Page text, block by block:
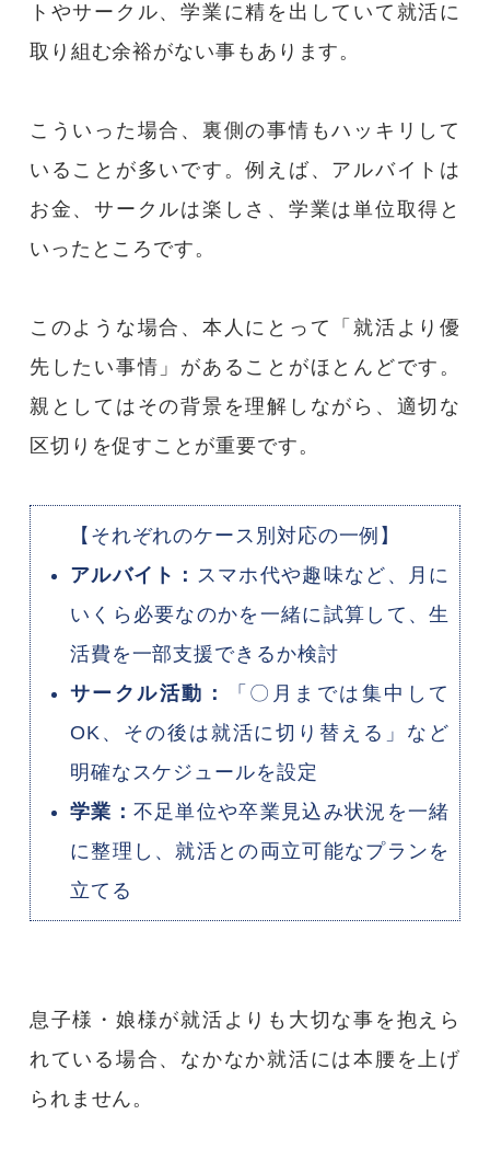
トやサークル、学業に精を出していて就活に
取り組む余裕がない事もあります。
こういった場合、裏側の事情もハッキリして
いることが多いです。例えば、アルバイトは
お金、サークルは楽しさ、学業は単位取得と
いったところです。
このような場合、本人にとって「就活より優
先したい事情」があることがほとんどです。
親としてはその背景を理解しながら、適切な
区切りを促すことが重要です。
【それぞれのケース別対応の一例】
アルバイト： スマホ代や趣味など、月に
いくら必要なのかを一緒に試算して、生
活費を一部支援できるか検討
サークル活動：
「〇月までは集中して
OK、その後は就活に切り替える」など
明確なスケジュールを設定
学業： 不足単位や卒業見込み状況を一緒
に整理し、就活との両立可能なプランを
立てる
息子様・娘様が就活よりも大切な事を抱えら
れている場合、なかなか就活には本腰を上げ
られません。